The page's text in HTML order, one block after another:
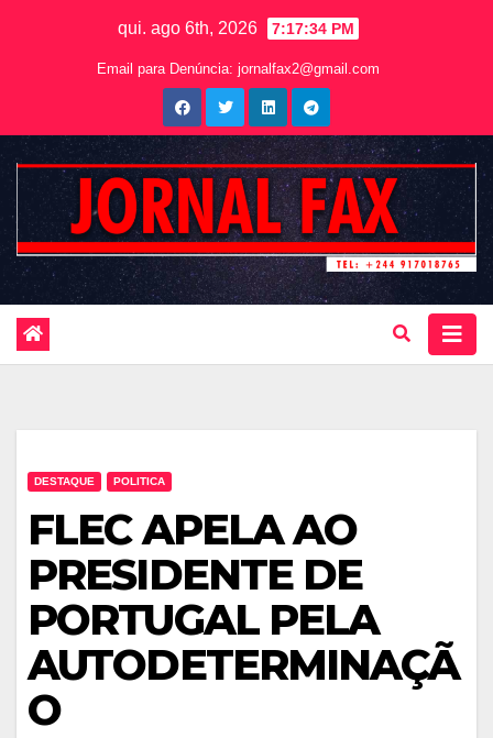
qui. ago 6th, 2026 7:17:36 PM
Email para Denúncia: jornalfax2@gmail.com
DESTAQUE POLITICA
FLEC APELA AO
PRESIDENTE DE
PORTUGAL PELA
AUTODETERMINAÇÃ
O